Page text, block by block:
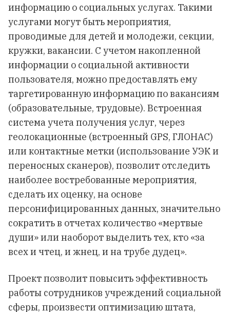
информацию о социальных услугах. Такими
услугами могут быть мероприятия,
проводимые для детей и молодежи, секции,
кружки, вакансии. С учетом накопленной
информации о социальной активности
пользователя, можно предоставлять ему
таргетированную информацию по вакансиям
(образовательные, трудовые). Встроенная
система учета получения услуг, через
геолокационные (встроенный GPS, ГЛОНАС)
или контактные метки (использование УЭК и
переносных сканеров), позволит отследить
наиболее востребованные мероприятия,
сделать их оценку, на основе
персонифицированных данных, значительно
сократить в отчетах количество «мертвые
души» или наоборот выделить тех, кто «за
всех и чтец, и жнец, и на трубе дудец».
Проект позволит повысить эффективность
работы сотрудников учреждений социальной
сферы, произвести оптимизацию штата,